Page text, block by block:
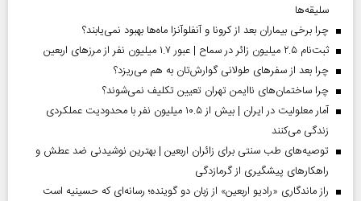
سلیقه‌ها
چرا برخی بیماران بعد از کرونا و آنفلوآنزا ماه‌ها بهبود نمی‌یابند؟
ثبت‌نام ۲.۵ میلیون زائر در سماح | عبور ۱.۷ میلیون نفر از مرز‌های اربعین
چرا بعد از سفرهای طولانی گوارش‌تان به هم می‌ریزد؟
چرا ساختمان‌های ناایمن تهران تعیین تکلیف نمی‌شوند؟
آمار معلولیت در ایران | بیش از ۱۰.۵ میلیون نفر با محدودیت عملکردی
زندگی می‌کنند
توصیه‌های طب سنتی برای زائران اربعین | بهترین نوشیدنی ضد عطش و
راهکارهای پیشگیری از گرمازدگی
راز ماندگاری «رادیو اربعین» از زبان دو گوینده؛ رسانه‌ای که حسینیه است